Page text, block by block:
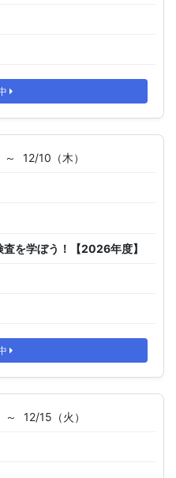
～ 12/10（木）
を学ぼう！【2026年度】
～ 12/15（火）